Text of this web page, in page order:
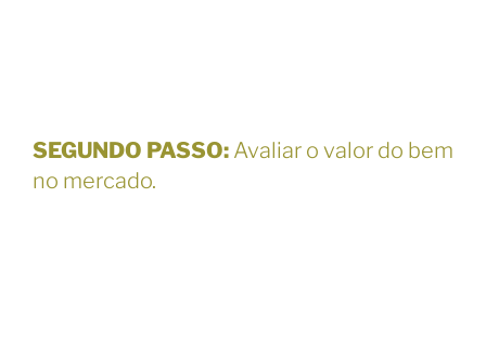
SEGUNDO PASSO: Avaliar o valor do bem
no mercado.